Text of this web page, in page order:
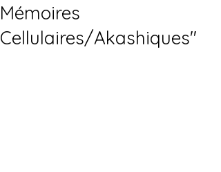
Mémoires
Cellulaires/Akashiques"